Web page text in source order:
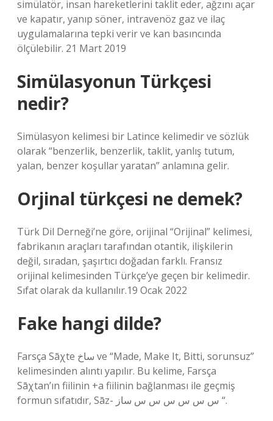
simülatör, insan hareketlerini taklit eder, ağzını açar
ve kapatır, yanıp söner, intravenöz gaz ve ilaç
uygulamalarına tepki verir ve kan basıncında
ölçülebilir. 21 Mart 2019
Simülasyonun Türkçesi
nedir?
Simülasyon kelimesi bir Latince kelimedir ve sözlük
olarak “benzerlik, benzerlik, taklit, yanlış tutum,
yalan, benzer koşullar yaratan” anlamına gelir.
Orjinal türkçesi ne demek?
Türk Dil Derneği’ne göre, orijinal “Orijinal” kelimesi,
fabrikanın araçları tarafından otantik, ilişkilerin
değil, sıradan, şaşırtıcı doğadan farklı. Fransız
orijinal kelimesinden Türkçe’ye geçen bir kelimedir.
Sıfat olarak da kullanılır.19 Ocak 2022
Fake hangi dilde?
Farsça Sāχte ساخ ve “Made, Make It, Bitti, sorunsuz”
kelimesinden alıntı yapılır. Bu kelime, Farsça
Sāχtan’ın fiilinin +a fiilinin bağlanması ile geçmiş
formun sıfatıdır, Sāz- س س س س س س ساز “.